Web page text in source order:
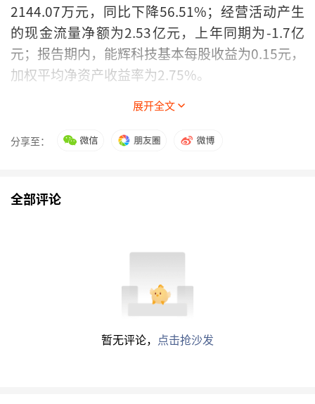
2144.07万元，同比下降56.51%；经营活动产生
的现金流量净额为2.53亿元，上年同期为-1.7亿
元；报告期内，能辉科技基本每股收益为0.15元，
加权平均净资产收益率为2.75%。
以10月29日收盘价计算，能辉科技目前市盈率
（TTM）约为160.18倍，市净率（LF）约4.67
展开全文
分享至：
全部评论
暂无评论， 点击抢沙发